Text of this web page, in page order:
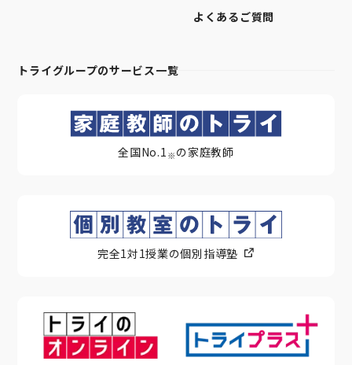
よくあるご質問
トライグループのサービス一覧
全国No.1 ※ の家庭教師
完全1対1授業の個別指導塾